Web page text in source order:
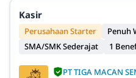
Kasir
Perusahaan Starter Penuh
SMA/SMK Sederajat
1
PT TIGA MACAN